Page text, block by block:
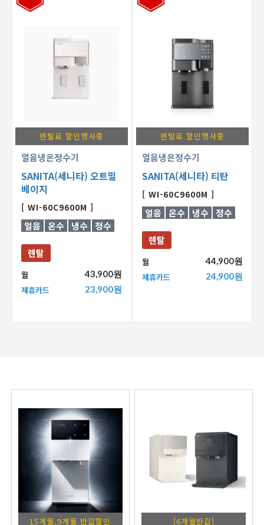
렌탈료 할인행사중
얼음냉온정수기
SANITA(세니타) 오트밀
베이지
[ WI-60C9600M ]
얼음 온수 냉수 정수
렌탈
월 43,900원
제휴카드 23,900원
렌탈료 할인행사중
얼음냉온정수기
SANITA(세니타) 티탄
[ WI-60C9600M ]
얼음 온수 냉수 정수
렌탈
월 44,900원
제휴카드 24,900원
15개월,9개월 반값할인 [6개월반값]